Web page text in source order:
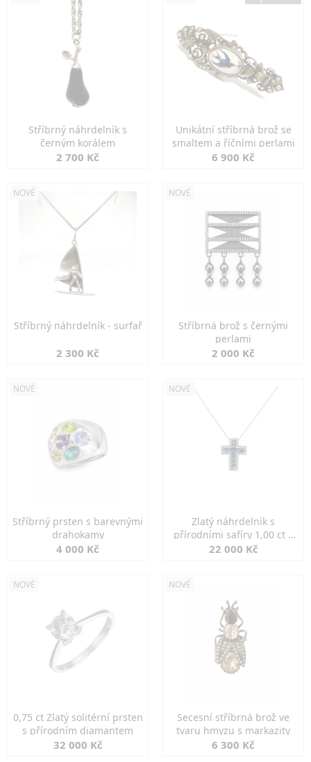
Stříbrný náhrdelník s
černým korálem
2 700 Kč
Unikátní stříbrná brož se
smaltem a říčními perlami
6 900 Kč
NOVÉ
Stříbrný náhrdelník - surfař
2 300 Kč
NOVÉ
Stříbrná brož s černými
perlami
2 000 Kč
NOVÉ
Stříbrný prsten s barevnými
drahokamy
4 000 Kč
NOVÉ
Zlatý náhrdelník s
přírodními safíry 1,00 ct a
diamanty
22 000 Kč
NOVÉ
0,75 ct Zlatý solitérní prsten
s přírodním diamantem
32 000 Kč
NOVÉ
Secesní stříbrná brož ve
tvaru hmyzu s markazity
6 300 Kč